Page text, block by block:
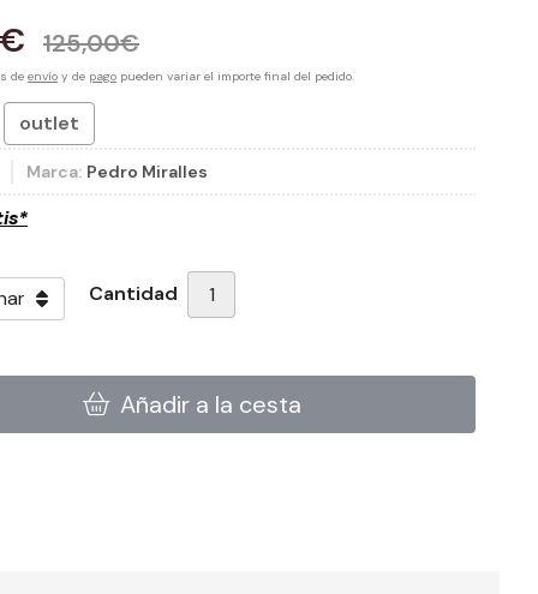
€ 125,00€
de envío y de pago pueden variar el importe final del pedido.
outlet
Marca: Pedro Miralles
Cantidad
Añadir a la cesta